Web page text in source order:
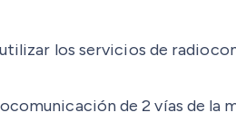
los servicios de
de 2 vías de la